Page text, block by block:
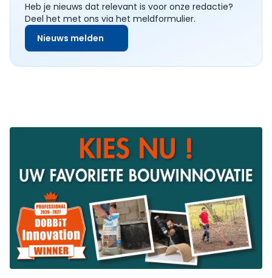
Heb je nieuws dat relevant is voor onze redactie?
Deel het met ons via het meldformulier.
Nieuws melden